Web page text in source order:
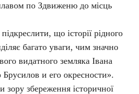
по Здвиженю до місць
що історії рідного
багато уваги, чим значно
видатного земляка Івана
и его окресности».
збереження історичної